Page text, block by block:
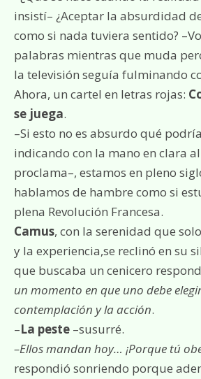
insistí– ¿Aceptar la absurdidad
como si nada tuviera sentido?
palabras mientras que muda
la televisión seguía fulminando
Ahora, un cartel en letras rojas:
se juega.
–Si esto no es absurdo qué
indicando con la mano en clara
proclama–, estamos en pleno
hablamos de hambre como si
plena Revolución Francesa.
Camus, con la serenidad que
y la experiencia,se reclinó en su
que buscaba un cenicero
un momento en que uno debe
contemplación y la acción.
–La peste –susurré.
–Ellos mandan hoy… ¡Porque tú
respondió sonriendo porque